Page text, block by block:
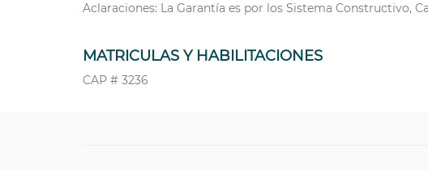
Aclaraciones: La Garantía es por los Sistema Constructivo,
MATRICULAS Y HABILITACIONES
CAP # 3236